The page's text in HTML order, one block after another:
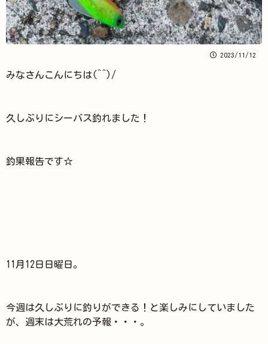
2023/11/12
みなさんこんにちは(^^)/
久しぶりにシーバス釣れました！
釣果報告です☆
11月12日日曜日。
今週は久しぶりに釣りができる！と楽しみにしていました
が、週末は大荒れの予報・・・。